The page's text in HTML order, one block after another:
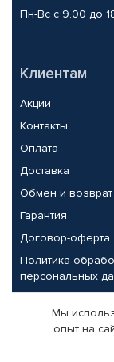
Пн-Вс с 9.00 до
Клиентам
Акции
Контакты
Оплата
Доставка
Обмен и возврат
Гарантия
Договор-оферта
Политика
персональных
Партнерам
Корпоративным
Мы
опыт на